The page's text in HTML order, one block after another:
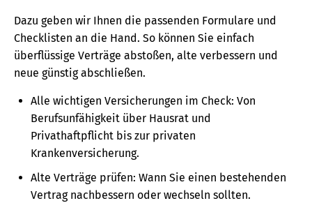
Dazu geben wir Ihnen die passenden Formulare und
Checklisten an die Hand. So können Sie einfach
überflüssige Verträge abstoßen, alte verbessern und
neue günstig abschließen.
Alle wichtigen Versicherungen im Check: Von
Berufsunfähigkeit über Hausrat und
Privathaftpflicht bis zur privaten
Krankenversicherung.
Alte Verträge prüfen: Wann Sie einen bestehenden
Vertrag nachbessern oder wechseln sollten.